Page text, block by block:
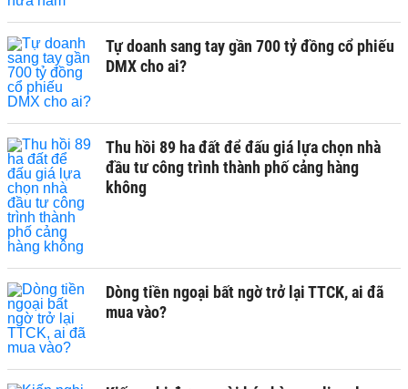
Tự doanh sang tay gần 700 tỷ đồng cổ phiếu
DMX cho ai?
Thu hồi 89 ha đất để đấu giá lựa chọn nhà
đầu tư công trình thành phố cảng hàng
không
Dòng tiền ngoại bất ngờ trở lại TTCK, ai đã
mua vào?